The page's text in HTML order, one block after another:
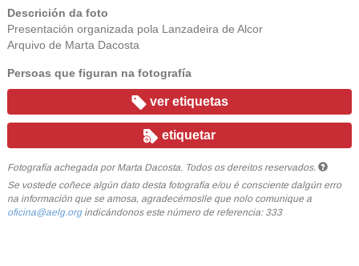
Descrición da foto
Presentación organizada pola Lanzadeira de Alcor
Arquivo de Marta Dacosta
Persoas que figuran na fotografía
ver etiquetas
etiquetar
Fotografía achegada por Marta Dacosta. Todos os dereitos reservados.
Se vostede coñece algún dato desta fotografía e/ou é consciente dalgún erro
na información que se amosa, agradecémoslle que nolo comunique a
oficina@aelg.orgindicándonos este número de referencia: 333